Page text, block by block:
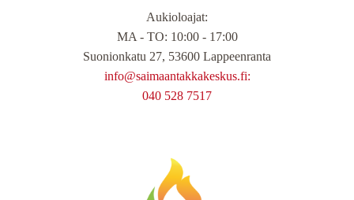
Aukioloajat:
MA - TO: 10:00 - 17:00
Suonionkatu 27, 53600 Lappeenranta
info@saimaantakkakeskus.fi:
040 528 7517